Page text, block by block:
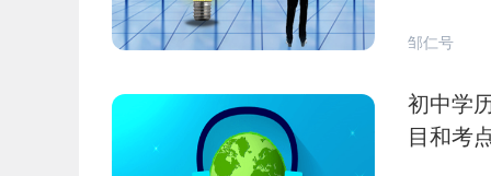
邹仁号
初中学
目和考